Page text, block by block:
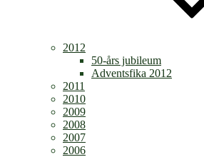
2012
50-års jubileum
Adventsfika 2012
2011
2010
2009
2008
2007
2006